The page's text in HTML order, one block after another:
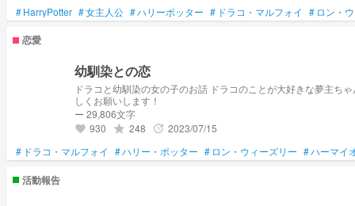
#HarryPotter #女主人公 #ハリーポッター # ドラコ・マルフォイ # ロン・
恋愛
幼馴染との恋
ドラコと幼馴染の女の子のお話 ドラコのことが大好きな夢主ち
しくお願いします！
ー 29,806文字
favorite 930 grade 248 update 2023/07/15
# ドラコ・マルフォイ #ハリー・ポッター # ロン・ウィーズリー #ハーマイ
活動報告